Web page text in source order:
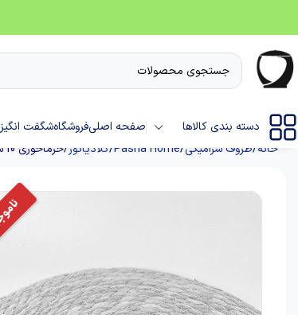
دسته بندی کالاها صفحه اصلیفروشگاهشگفت انگیز
خانه ظروف سرامیکی Pasha Home گلادیاتور خرماخوری 10 سانتیمتر طرح گلادیاتور